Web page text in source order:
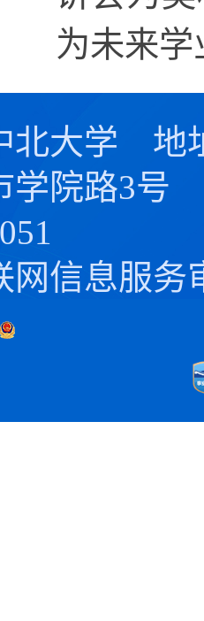
为未来
北大学 地
学院路3号
网信息服务